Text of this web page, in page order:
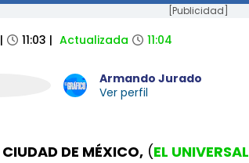
[Publicidad]
| 11:03 | Actualizada 11:04
Armando Jurado
Ver perfil
CIUDAD DE MÉXICO, (EL UNIVERSAL